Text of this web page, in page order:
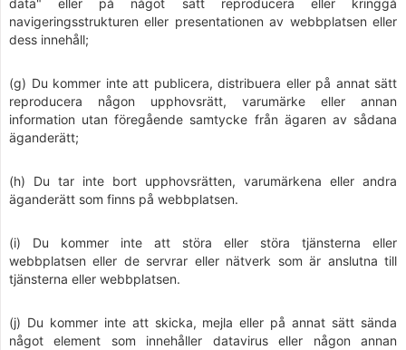
data" eller på något sätt reproducera eller kringgå
navigeringsstrukturen eller presentationen av webbplatsen eller
dess innehåll;
(g) Du kommer inte att publicera, distribuera eller på annat sätt
reproducera någon upphovsrätt, varumärke eller annan
information utan föregående samtycke från ägaren av sådana
äganderätt;
(h) Du tar inte bort upphovsrätten, varumärkena eller andra
äganderätt som finns på webbplatsen.
(i) Du kommer inte att störa eller störa tjänsterna eller
webbplatsen eller de servrar eller nätverk som är anslutna till
tjänsterna eller webbplatsen.
(j) Du kommer inte att skicka, mejla eller på annat sätt sända
något element som innehåller datavirus eller någon annan